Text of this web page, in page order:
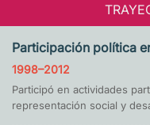
Participación política
1998–2012
Participó en actividades
representación social y